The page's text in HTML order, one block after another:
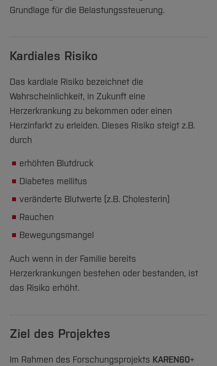
Grundlage für die Belastungssteuerung.
Kardiales Risiko
Das kardiale Risiko bezeichnet die
Wahrscheinlichkeit, in Zukunft eine
Herzerkrankung zu bekommen oder einen
Herzinfarkt zu erleiden. Dieses Risiko steigt z.B.
durch
erhöhten Blutdruck
Diabetes mellitus
veränderte Blutwerte (z.B. Cholesterin)
Rauchen
Bewegungsmangel
Auch wenn in der Familie bereits
Herzerkrankungen bestehen oder bestanden, ist
das Risiko erhöht.
Ziel des Projektes
Im Rahmen des Forschungsprojekts KAREN60+